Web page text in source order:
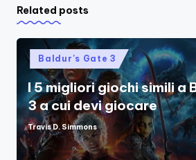
Related posts
Posted
in
Baldur's Gate 3
I 5 migliori giochi simili a
3 a cui devi giocare
Posted
by
Travis D. Simmons